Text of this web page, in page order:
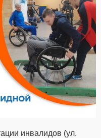
инвалидов (ул.